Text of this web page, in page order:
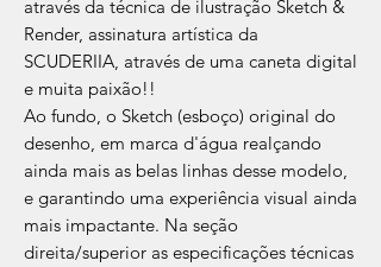
através da técnica de ilustração Sketch &
Render, assinatura artística da
SCUDERIIA, através de uma caneta digital
e muita paixão!!
Ao fundo, o Sketch (esboço) original do
desenho, em marca d'água realçando
ainda mais as belas linhas desse modelo,
e garantindo uma experiência visual ainda
mais impactante. Na seção
direita/superior as especificações técnicas